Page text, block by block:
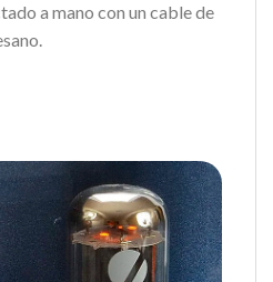
a mano con un cable de